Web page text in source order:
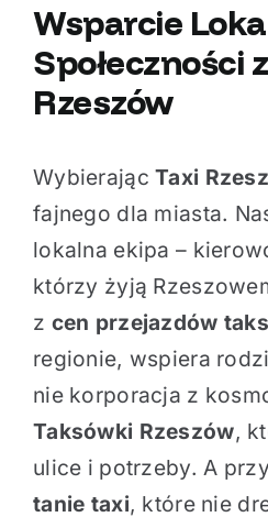
Wsparcie
Społeczności z
Rzeszów
WybierającTaxi
fajnego dla miasta.
lokalna ekipa –
którzy żyją
z cen przejazdów
regionie, wspiera
nie korporacja z
Taksówki Rzeszów,
ulice i potrzeby. A
tanie taxi, które nie